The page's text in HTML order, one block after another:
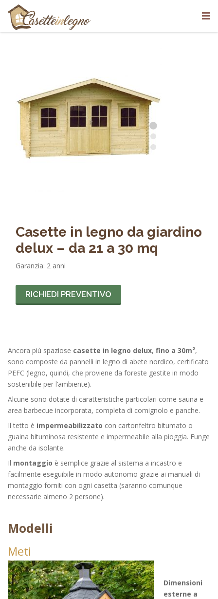
Casette in legno da giardino
delux – da 21 a 30 mq
Garanzia: 2 anni
RICHIEDI PREVENTIVO
Ancora più spaziose casette in legno delux, fino a 30m²,
sono composte da pannelli in legno di abete nordico, certificato
PEFC (legno, quindi, che proviene da foreste gestite in modo
sostenibile per l’ambiente).
Alcune sono dotate di caratteristiche particolari come sauna e
area barbecue incorporata, completa di comignolo e panche.
Il tetto è impermeabilizzato con cartonfeltro bitumato o
guaina bituminosa resistente e impermeabile alla pioggia. Funge
anche da isolante.
Il montaggio è semplice grazie al sistema a incastro e
facilmente eseguibile in modo autonomo grazie ai manuali di
montaggio forniti con ogni casetta (saranno comunque
necessarie almeno 2 persone).
Modelli
Meti
Dimensioni
esterne a